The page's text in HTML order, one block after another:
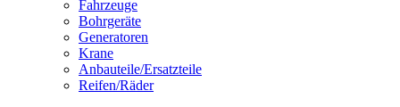
Fahrzeuge
Bohrgeräte
Generatoren
Krane
Anbauteile/Ersatzteile
Reifen/Räder